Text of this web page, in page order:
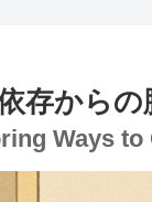
存からの
Ways